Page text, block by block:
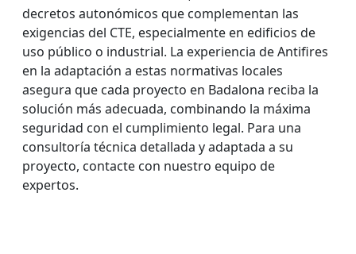
decretos autonómicos que complementan las
exigencias del CTE, especialmente en edificios de
uso público o industrial. La experiencia de Antifires
en la adaptación a estas normativas locales
asegura que cada proyecto en Badalona reciba la
solución más adecuada, combinando la máxima
seguridad con el cumplimiento legal. Para una
consultoría técnica detallada y adaptada a su
proyecto, contacte con nuestro equipo de
expertos.